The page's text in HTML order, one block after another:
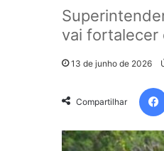
vai fortalecer
13 de junho de 2026
Compartilhar